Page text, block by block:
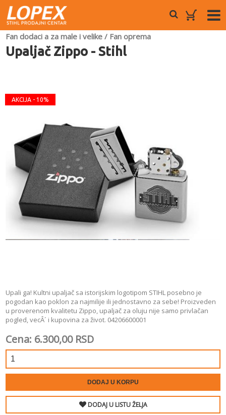
Fan dodaci a za male i velike / Fan oprema
Upaljač Zippo - Stihl
AKCIJA - 10%
Upali ga! Kultni upaljač sa istorijskim logotipom STIHL posebno je
pogodan kao poklon za najmilije ili jednostavno za sebe! Proizveden
u proverenom kvalitetu Zippo, upaljač za oluju nije samo privlačan
pogled, vecÂ´ i kupovina za život. 04206600001
Cena: 6.300,00 RSD
DODAJ U KORPU
DODAJ U LISTU ŽELJA